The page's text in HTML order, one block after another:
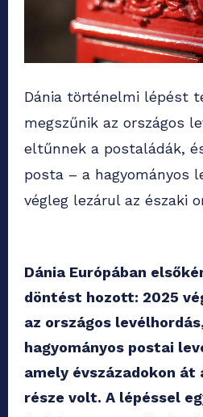
Dánia történelmi lépést
megszűnik az országos
eltűnnek a postaládák,
posta – a hagyományos
végleg lezárul az északi
Dánia Európában
döntést hozott: 2025
az országos
hagyományos postai
amely évszázadokon át
része volt. A lépéssel